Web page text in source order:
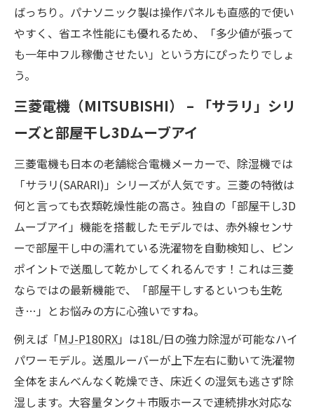
ばっちり。パナソニック製は操作パネルも直感的で使い
やすく、省エネ性能にも優れるため、「多少値が張って
も一年中フル稼働させたい」という方にぴったりでしょ
う。
三菱電機（MITSUBISHI） – 「サラリ」シリ
ーズと部屋干し3Dムーブアイ
三菱電機も日本の老舗総合電機メーカーで、除湿機では
「サラリ(SARARI)」シリーズが人気です​。三菱の特徴は
何と言っても衣類乾燥性能の高さ。独自の「部屋干し3D
ムーブアイ」機能を搭載したモデルでは、赤外線センサ
ーで部屋干し中の濡れている洗濯物を自動検知し、ピン
ポイントで送風して乾かしてくれるんです​！これは三菱
ならではの最新機能で、「部屋干しするといつも生乾
き…」とお悩みの方に心強いですね。
例えば「MJ-P180RX」は18L/日の強力除湿が可能なハイ
パワーモデル。送風ルーバーが上下左右に動いて洗濯物
全体をまんべんなく乾燥でき、床近くの湿気も逃さず除
湿します。大容量タンク＋市販ホースで連続排水対応な